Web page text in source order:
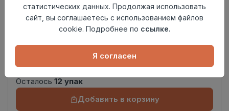
Толщина
9,8
Поверхность глянцевая
Индия
Номер
Книга с коллекциями
Осталось 12 упак
Добавить в корзину
статистических данных. Продолжая использовать
сайт, вы соглашаетесь с использованием файлов
cookie. Подробнее по ссылке.
Я согласен